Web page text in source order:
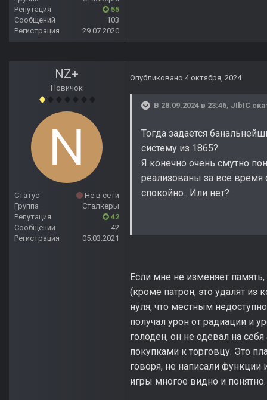
Репутация
55
Сообщений
103
Регистрация
29.07.2020
NZ+
Новичок
Статус
Не в сети
Группа
Сталкеры
Репутация
42
Сообщений
42
Регистрация
05.03.2021
Опубликовано 4 октября, 2024
В 28.09.2024 в 23:46, JIbIC
Тогда задается
систему из 1865?
Я конечно очень смутно
реализованы за все
спокойно.. Или нет?
Если мне не изменяет
(кроме патрон, это удалят из
нуля, что местным
получал урон от радиации и
голоден, он не одевал на
покупками к торговцу. Это
говоря, не написали функции
игры многое видно и понятно.